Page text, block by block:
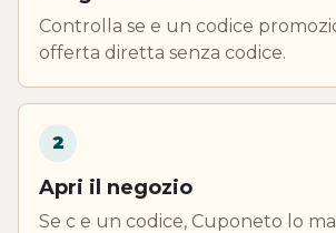
Controlla se e un codice
offerta diretta senza codice.
2
Apri il negozio
Se c e un codice, Cuponeto lo